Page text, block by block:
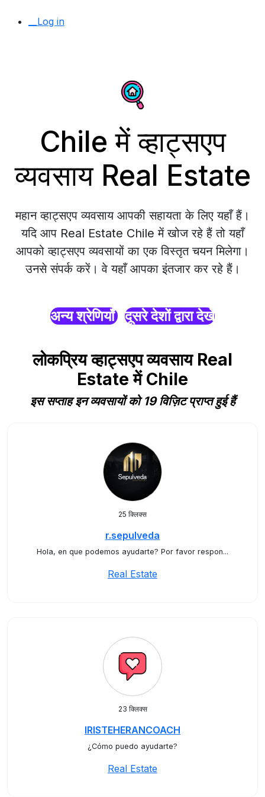
__Log in
Chile में व्हाट्सएप
व्यवसाय Real Estate
महान व्हाट्सएप व्यवसाय आपकी सहायता के लिए यहाँ हैं।
यदि आप Real Estate Chile में खोज रहे हैं तो यहाँ
आपको व्हाट्सएप व्यवसायों का एक विस्तृत चयन मिलेगा।
उनसे संपर्क करें। वे यहाँ आपका इंतजार कर रहे हैं।
अन्य श्रेणियाँ दूसरे देशों द्वारा देखें
लोकप्रिय व्हाट्सएप व्यवसाय Real
Estate में Chile
इस सप्ताह इन व्यवसायों को 19 विज़िट प्राप्त हुई हैं
25 क्लिक्स
r.sepulveda
Hola, en que podemos ayudarte? Por favor respon...
Real Estate
23 क्लिक्स
IRISTEHERANCOACH
¿Cómo puedo ayudarte?
Real Estate